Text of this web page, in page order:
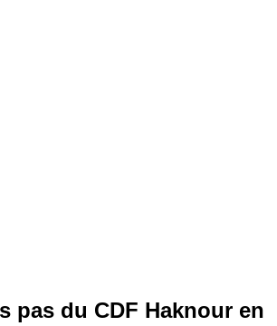
pas du CDF Haknour en